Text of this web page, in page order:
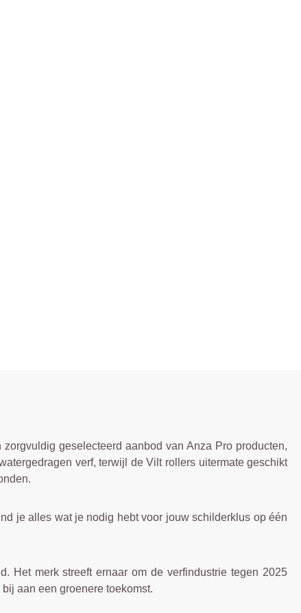
geselecteerd aanbod van Anza Pro producten,
verf, terwijl de Vilt rollers uitermate geschikt
je alles wat je nodig hebt voor jouw schilderklus op één
Het merk streeft ernaar om de verfindustrie tegen 2025
aan een groenere toekomst.